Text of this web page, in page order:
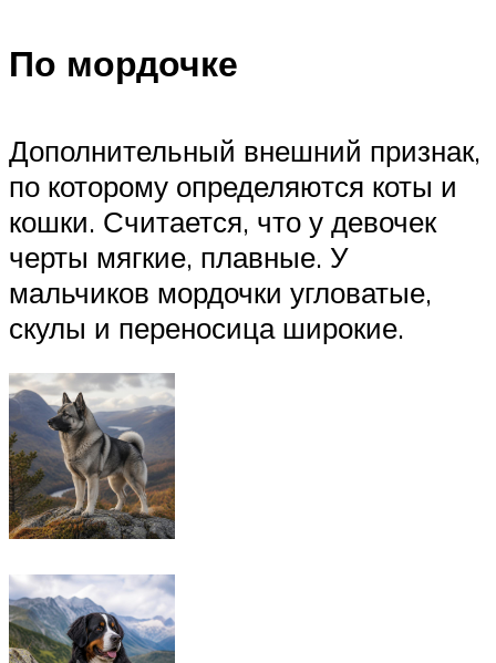
По мордочке
Дополнительный внешний признак,
по которому определяются коты и
кошки. Считается, что у девочек
черты мягкие, плавные. У
мальчиков мордочки угловатые,
скулы и переносица широкие.